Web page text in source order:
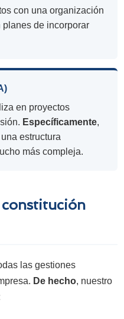
con una organización
de incorporar
en proyectos
Específicamente,
estructura
más compleja.
las gestiones
De hecho, nuestro